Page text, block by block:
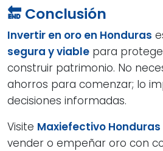
🔚 Conclusión
Invertir en oro en Honduras
segura y viable para
construir patrimonio. No
ahorros para comenzar; lo
decisiones informadas.
Visite Maxiefectivo Honduras
vender o empeñar oro con